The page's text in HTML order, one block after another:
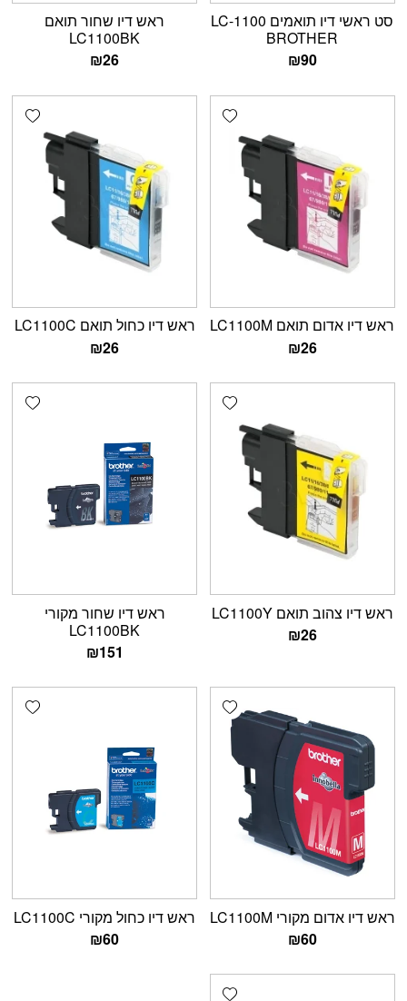
סט ראשי דיו תואמים LC-1100
BROTHER
₪90
ראש דיו שחור תואם
LC1100BK
₪26
Add wishlist
ראש דיו אדום תואם LC1100M
₪26
ראש דיו כחול תואם LC1100C
₪26
Add wishlist
ראש דיו צהוב תואם LC1100Y
₪26
ראש דיו שחור מקורי
LC1100BK
₪151
Add wishlist
ראש דיו אדום מקורי LC1100M
₪60
ראש דיו כחול מקורי LC1100C
₪60
Add wishlist